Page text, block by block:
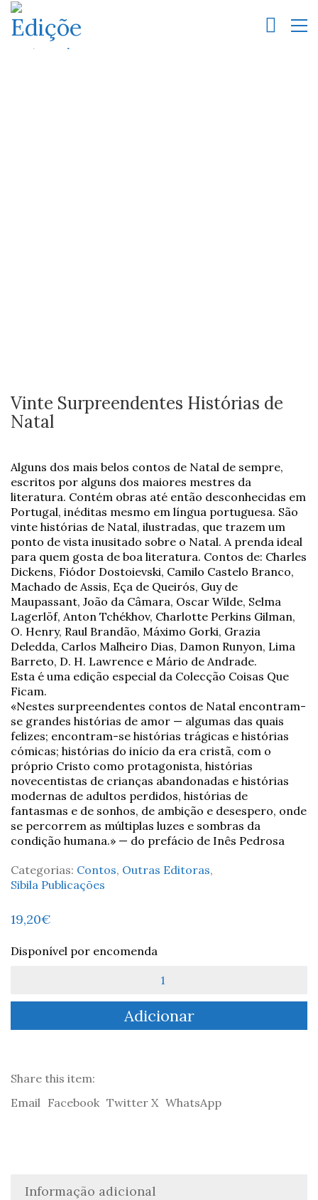
Vinte Surpreendentes Histórias de
Natal
Alguns dos mais belos contos de Natal de sempre,
escritos por alguns dos maiores mestres da
literatura. Contém obras até então desconhecidas em
Portugal, inéditas mesmo em língua portuguesa. São
vinte histórias de Natal, ilustradas, que trazem um
ponto de vista inusitado sobre o Natal. A prenda ideal
para quem gosta de boa literatura. Contos de: Charles
Dickens, Fiódor Dostoievski, Camilo Castelo Branco,
Machado de Assis, Eça de Queirós, Guy de
Maupassant, João da Câmara, Oscar Wilde, Selma
Lagerlöf, Anton Tchékhov, Charlotte Perkins Gilman,
O. Henry, Raul Brandão, Máximo Gorki, Grazia
Deledda, Carlos Malheiro Dias, Damon Runyon, Lima
Barreto, D. H. Lawrence e Mário de Andrade.
Esta é uma edição especial da Colecção Coisas Que
Ficam.
«Nestes surpreendentes contos de Natal encontram-
se grandes histórias de amor — algumas das quais
felizes; encontram-se histórias trágicas e histórias
cómicas; histórias do início da era cristã, com o
próprio Cristo como protagonista, histórias
novecentistas de crianças abandonadas e histórias
modernas de adultos perdidos, histórias de
fantasmas e de sonhos, de ambição e desespero, onde
se percorrem as múltiplas luzes e sombras da
condição humana.» — do prefácio de Inês Pedrosa
Categorias: Contos, Outras Editoras,
Sibila Publicações
19,20€
Disponível por encomenda
Vinte
Histórias
Adicionar
Share this item:
Email Facebook Twitter X WhatsApp
Informação adicional